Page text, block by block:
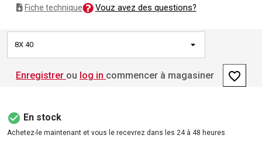
Fiche technique Vouz avez des questions?
8X 40
Enregistrer ou log in commencer à magasiner favorite_border
check_circle En stock
Achetez-le maintenant et vous le recevrez dans les 24 à 48 heures